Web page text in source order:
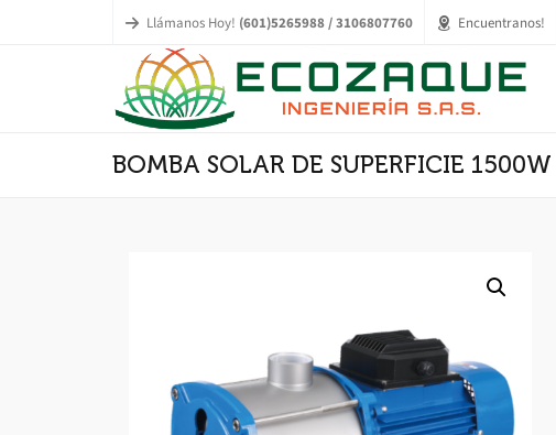
Llámanos Hoy! (601)5265988 / 3106807760 Encuentranos!
BOMBA SOLAR DE SUPERFICIE